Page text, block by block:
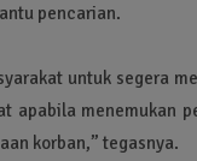
pencarian.
untuk segera
apabila menemukan
korban,” tegasnya.